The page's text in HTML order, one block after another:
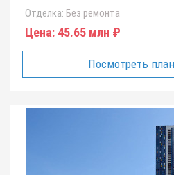
Отделка: Без ремонта
Цена: 45.65 млн ₽
Посмотреть